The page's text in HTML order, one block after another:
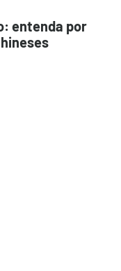
entenda por